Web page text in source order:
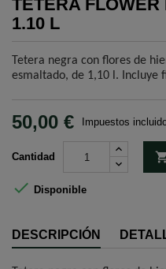
TETERA
1.10 L
Tetera negra con flores de
esmaltado, de 1,10 l. Incluye
50,00 € Impuestos
Cantidad
 Disponible
DESCRIPCIÓN